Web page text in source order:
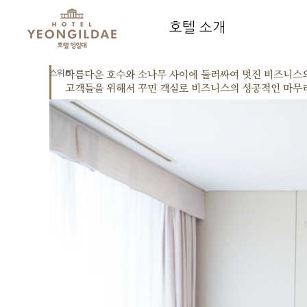
호텔 소개
스위트아름다운 호수와 소나무 사이에 둘러싸여 멋진 비즈니
고객들을 위해서 꾸민 객실로 비즈니스의 성공적인 마